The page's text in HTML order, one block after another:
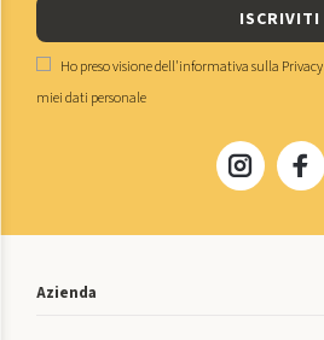
ISCRIVITI
Ho preso visione dell'informativa sulla Privacy
miei dati personale
Azienda